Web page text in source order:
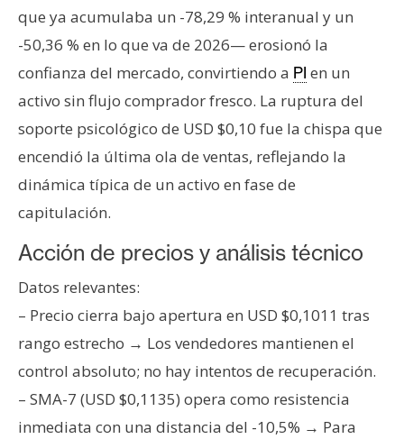
que ya acumulaba un -78,29 % interanual y un
-50,36 % en lo que va de 2026— erosionó la
confianza del mercado, convirtiendo a PI en un
activo sin flujo comprador fresco. La ruptura del
soporte psicológico de USD $0,10 fue la chispa que
encendió la última ola de ventas, reflejando la
dinámica típica de un activo en fase de
capitulación.
Acción de precios y análisis técnico
Datos relevantes:
– Precio cierra bajo apertura en USD $0,1011 tras
rango estrecho → Los vendedores mantienen el
control absoluto; no hay intentos de recuperación.
– SMA-7 (USD $0,1135) opera como resistencia
inmediata con una distancia del -10,5% → Para